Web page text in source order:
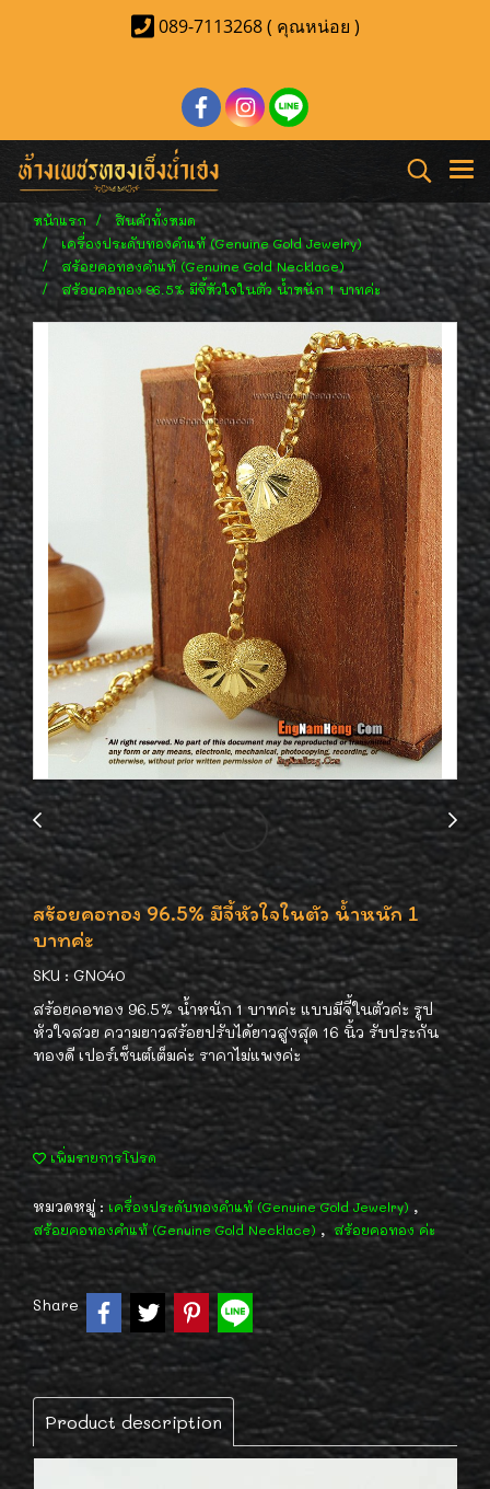
089-7113268 ( คุณหน่อย )
หน้าแรก
สินค้าทั้งหมด
เครื่องประดับทองคำแท้ (Genuine Gold Jewelry)
สร้อยคอทองคำแท้ (Genuine Gold Necklace)
สร้อยคอทอง 96.5% มีจี้หัวใจในตัว น้ำหนัก 1 บาทค่ะ
สร้อยคอทอง 96.5% มีจี้หัวใจในตัว น้ำหนัก 1
บาทค่ะ
SKU : GN040
สร้อยคอทอง 96.5% น้ำหนัก 1 บาทค่ะ แบบมีจี้ในตัวค่ะ รูป
หัวใจสวย ความยาวสร้อยปรับได้ยาวสูงสุด 16 นิ้ว รับประกัน
ทองดี เปอร์เซ็นต์เต็มค่ะ ราคาไม่แพงค่ะ
เพิ่มรายการโปรด
หมวดหมู่ : เครื่องประดับทองคำแท้ (Genuine Gold Jewelry) ,
สร้อยคอทองคำแท้ (Genuine Gold Necklace) , สร้อยคอทอง ค่ะ
Share
Product description